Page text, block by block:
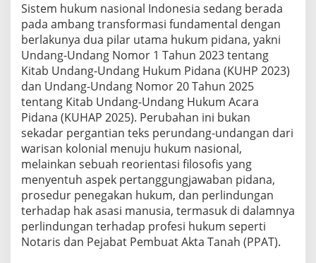
d
a
n
K
i
t
a
b
U
n
d
a
n
g
-
U
n
d
a
Sistem hukum nasional Indonesia sedang berada
pada ambang transformasi fundamental dengan
berlakunya dua pilar utama hukum pidana, yakni
Undang-Undang Nomor 1 Tahun 2023 tentang
Kitab Undang-Undang Hukum Pidana (KUHP 2023)
dan Undang-Undang Nomor 20 Tahun 2025
tentang Kitab Undang-Undang Hukum Acara
Pidana (KUHAP 2025). Perubahan ini bukan
sekadar pergantian teks perundang-undangan dari
warisan kolonial menuju hukum nasional,
melainkan sebuah reorientasi filosofis yang
menyentuh aspek pertanggungjawaban pidana,
prosedur penegakan hukum, dan perlindungan
terhadap hak asasi manusia, termasuk di dalamnya
perlindungan terhadap profesi hukum seperti
Notaris dan Pejabat Pembuat Akta Tanah (PPAT).